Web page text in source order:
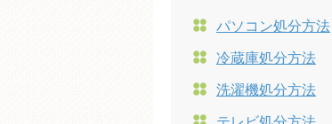
パソコン処分方法
冷蔵庫処分方法
洗濯機処分方法